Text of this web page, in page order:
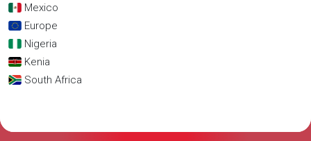
Mexico
Europe
Nigeria
Kenia
South Africa